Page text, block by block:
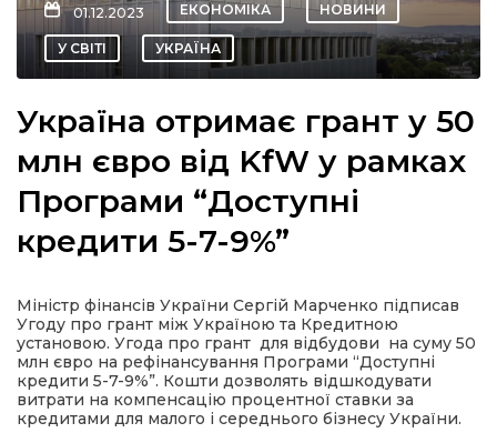
політика
місія
01.12.2023 ЕКОНОМІКА НОВИНИ
У СВІТІ УКРАЇНА
Україна отримає грант у 50
млн євро від KfW у рамках
Програми “Доступні
кредити 5-7-9%”
Міністр фінансів України Сергій Марченко підписав
Угоду про грант між Україною та Кредитною
установою. Угода про грант для відбудови на суму 50
млн євро на рефінансування Програми “Доступні
кредити 5-7-9%”. Кошти дозволять відшкодувати
витрати на компенсацію процентної ставки за
кредитами для малого і середнього бізнесу України.